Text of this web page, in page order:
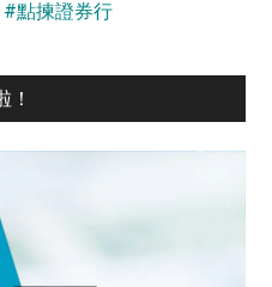
#點揀證券行
！